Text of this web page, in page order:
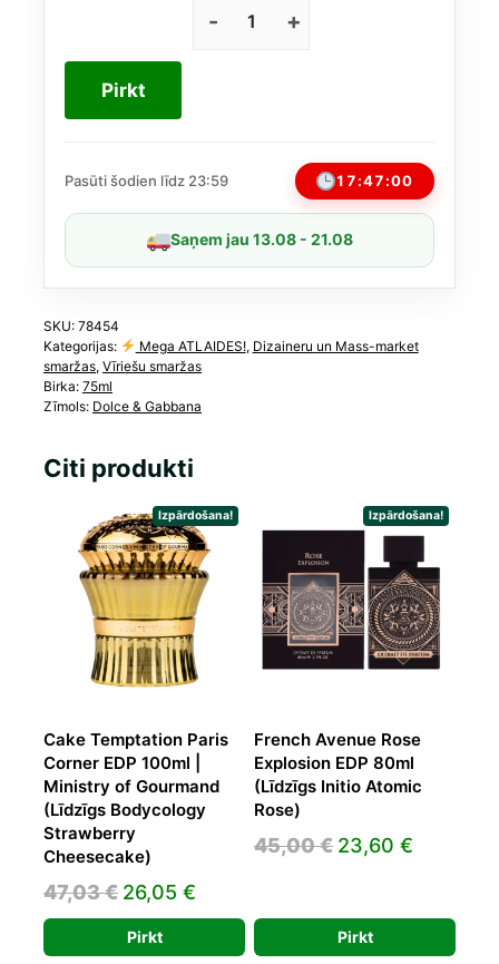
64,00 €.
38,53 €.
Dolce
vīriešiem
daudzums
Pirkt
Pasūti šodien līdz 23:59 17:46:59
Saņem jau 13.08 - 21.08
SKU: 78454
Kategorijas:
Mega ATLAIDES!, Dizaineru un Mass-market
smaržas, Vīriešu smaržas
Birka: 75ml
Zīmols: Dolce & Gabbana
Citi produkti
Izpārdošana!
Cake Temptation Paris
Corner EDP 100ml |
Ministry of Gourmand
(Līdzīgs Bodycology
Strawberry
Cheesecake)
47,03€ Original
price
was:
26,05 €
price
is:
Pirkt
Izpārdošana!
French Avenue Rose
Explosion EDP 80ml
(Līdzīgs Initio Atomic
Rose)
45,00€ Original
45,00 €.
23,60 €
Pirkt